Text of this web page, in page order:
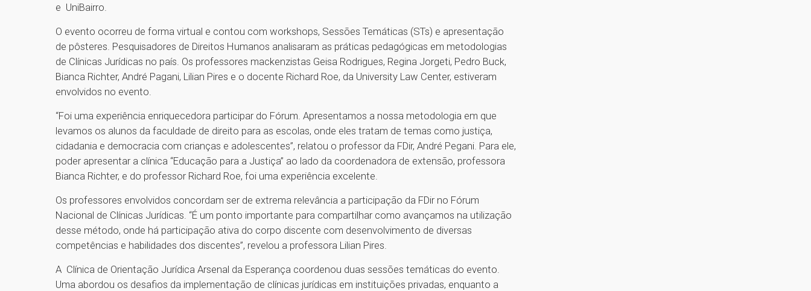
e UniBairro.
O evento ocorreu de forma virtual e contou com workshops, Sessões Temáticas (STs) e apresentação
de pôsteres. Pesquisadores de Direitos Humanos analisaram as práticas pedagógicas em metodologias
de Clínicas Jurídicas no país. Os professores mackenzistas Geisa Rodrigues, Regina Jorgeti, Pedro Buck,
Bianca Richter, André Pagani, Lilian Pires e o docente Richard Roe, da University Law Center, estiveram
envolvidos no evento.
“Foi uma experiência enriquecedora participar do Fórum. Apresentamos a nossa metodologia em que
levamos os alunos da faculdade de direito para as escolas, onde eles tratam de temas como justiça,
cidadania e democracia com crianças e adolescentes”, relatou o professor da FDir, André Pegani. Para ele,
poder apresentar a clínica “Educação para a Justiça” ao lado da coordenadora de extensão, professora
Bianca Richter, e do professor Richard Roe, foi uma experiência excelente.
Os professores envolvidos concordam ser de extrema relevância a participação da FDir no Fórum
Nacional de Clínicas Jurídicas. “É um ponto importante para compartilhar como avançamos na utilização
desse método, onde há participação ativa do corpo discente com desenvolvimento de diversas
competências e habilidades dos discentes”, revelou a professora Lilian Pires.
A Clínica de Orientação Jurídica Arsenal da Esperança coordenou duas sessões temáticas do evento.
Uma abordou os desafios da implementação de clínicas jurídicas em instituições privadas, enquanto a